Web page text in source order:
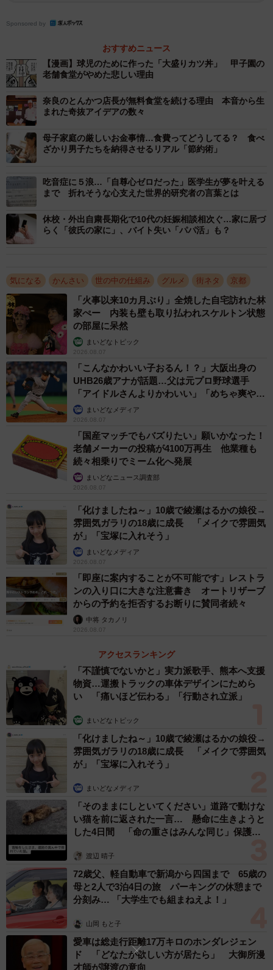
無料で食事を提供する形に変更した。
店を４０年近く切り盛りしてきた井上さんだが、今年１
月で古希を迎えた。さらに店の経営を引き継ぐ人もいない
「年齢には勝てない」と語る出町店の井上店主（京都市上京区）
出町店は同志社大や京都大に近いため、多くの学生や若
者に愛されてきた。２０日夜からツイッターに閉店の情報
が流れ始めると、翌朝から聞きつけた客が多く訪れた。
井上さんは「会社（王将フードサービス）は継続して営
し、けじめの時だと思う。閉店後は食事代のない若者が困
るのではないか、というのが心残りだ」と話す。出町店は
月曜日定休。
Sponsored by
おすすめニュース
【漫画】球児のために作った「大盛りカツ丼」 甲子園の
老舗食堂がやめた悲しい理由
奈良のとんかつ店長が無料食堂を続ける理由 本音から生
まれた奇抜アイデアの数々
母子家庭の厳しいお金事情…食費ってどうしてる？ 食べ
ざかり男子たちを納得させるリアル「節約術」
吃音症に５浪…「自尊心ゼロだった」医学生が夢を叶える
まで 折れそうな心支えた世界的研究者の言葉とは
休校・外出自粛長期化で10代の妊娠相談相次ぐ…家に居づ
らく「彼氏の家に」、バイト失い「パパ活」も？
気になる かんさい 世の中の仕組み グルメ 街ネタ 京都
「火事以来10カ月ぶり」全焼した自宅訪れた林
家ぺー 内装も壁も取り払われスケルトン状態
の部屋に呆然
まいどなトピック
2026.08.07
「こんなかわいい子おるん！？」大阪出身の
UHB26歳アナが話題…父は元プロ野球選手
「アイドルさんよりかわいい」「めちゃ爽や
か」まいどなメディア
2026.08.07
「国産マッチでもバズりたい」願いかなった！
老舗メーカーの投稿が4100万再生 他業種も
続々相乗りでミーム化へ発展
まいどなニュース調査部
2026.08.07
「化けましたね～」10歳で綾瀬はるかの娘役→
雰囲気ガラリの18歳に成長 「メイクで雰囲気
が」「宝塚に入れそう」
まいどなメディア
2026.08.07
「即座に案内することが不可能です」レストラ
ンの入り口に大きな注意書き オートリザーブ
からの予約を拒否するお断りに賛同者続々
中将 タカノリ
2026.08.07
アクセスランキング
「不謹慎でないかと」実力派歌手、熊本へ支援
物資…運搬トラックの車体デザインにためら
い 「痛いほど伝わる」「行動され立派」
まいどなトピック
「化けましたね～」10歳で綾瀬はるかの娘役→
雰囲気ガラリの18歳に成長 「メイクで雰囲気
が」「宝塚に入れそう」
まいどなメディア
「そのままにしといてください」道路で動けな
い猫を前に返された一言… 懸命に生きようと
した4日間 「命の重さはみんな同じ」保護団
渡辺 晴子
72歳父、軽自動車で新潟から四国まで 65歳の
母と2人で3泊4日の旅 パーキングの休憩まで
分刻み… 「大学生でも組まねえよ！」
山岡 もと子
愛車は総走行距離17万キロのホンダレジェン
ド 「どなたか欲しい方が居たら」 大御所漫
才師が譲渡の意向